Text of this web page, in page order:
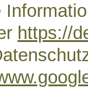
https://